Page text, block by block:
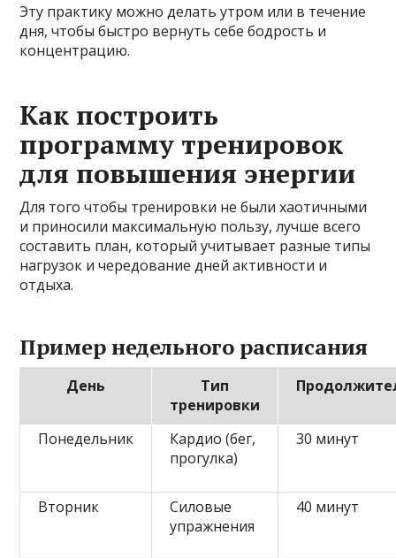
Эту практику можно делать утром или в течение
дня, чтобы быстро вернуть себе бодрость и
концентрацию.
Как построить
программу тренировок
для повышения энергии
Для того чтобы тренировки не были хаотичными
и приносили максимальную пользу, лучше всего
составить план, который учитывает разные типы
нагрузок и чередование дней активности и
отдыха.
Пример недельного расписания
День
Тип
тренировки
Понедельник
Кардио (бег,
прогулка)
30 минут
Вторник
Силовые
упражнения
40 минут